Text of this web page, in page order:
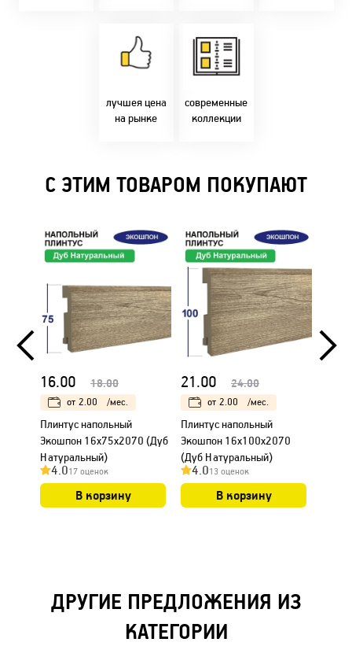
лучшея цена
на рынке
напрямую с
фабрики!
Предлагаем только
современные
коллекции
Идем в ногу с
самыми
современным
стилями и
решениями!
С ЭТИМ ТОВАРОМ ПОКУПАЮТ
16.00 18.00
от 2.00 /мес.
Плинтус напольный
Экошпон 16х75х2070 (Дуб
Натуральный)
4.017 оценок
В корзину
21.00 24.00
от 2.00 /мес.
Плинтус напольный
Экошпон 16х100х2070
(Дуб Натуральный)
4.013 оценок
В корзину
ДРУГИЕ ПРЕДЛОЖЕНИЯ ИЗ
КАТЕГОРИИ